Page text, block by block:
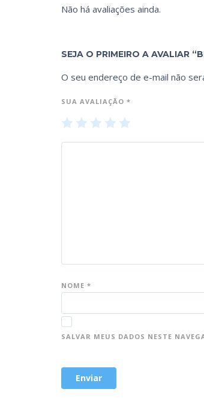
Não há avaliações ainda.
SEJA O PRIMEIRO A AVALIAR
O seu endereço de e-mail não
SUA AVALIAÇÃO *
1 2 3 4
NOME *
SALVAR MEUS DADOS NESTE